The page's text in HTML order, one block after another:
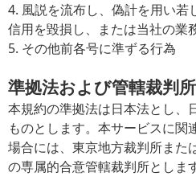
4. 風説を流布し、偽計を用い若
信用を毀損し、または当社の業
5. その他前各号に準ずる行為
準拠法および管轄裁判所
本規約の準拠法は日本法とし、
ものとします。本サービスに関
場合には、東京地方裁判所また
の専属的合意管轄裁判所とします